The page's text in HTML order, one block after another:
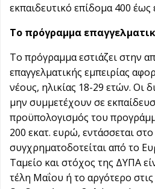
εκπαιδευτικό επίδομα 400 έως
Το πρόγραμμα
Το πρόγραμμα εστιάζει στην
επαγγελματικής εμπειρίας
νέους, ηλικίας 18-29 ετών. Οι
μην συμμετέχουν σε
προϋπολογισμός του
200 εκατ. ευρώ, εντάσσεται
συγχρηματοδοτείται από το
Ταμείο και στόχος της ΔΥΠΑ
τέλη Μαΐου ή το αργότερο